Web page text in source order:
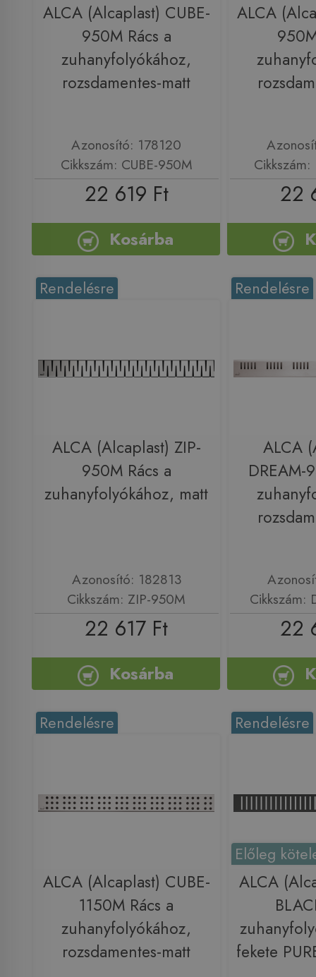
ALCA (Alcaplast) CUBE-
950M Rács a
zuhanyfolyókához,
rozsdamentes-matt
Azonosító: 178120
Cikkszám: CUBE-950M
22 619 Ft
Kosárba
ALCA
22
Rendelésre
ALCA (Alcaplast) ZIP-
950M Rács a
zuhanyfolyókához, matt
Azonosító: 182813
Cikkszám: ZIP-950M
22 617 Ft
Kosárba
Rendelésre
ALCA
DREAM-
Cikkszám:
22
Rendelésre
ALCA (Alcaplast) CUBE-
1150M Rács a
zuhanyfolyókához,
rozsdamentes-matt
Rendelésre
Előleg
ALCA
fekete